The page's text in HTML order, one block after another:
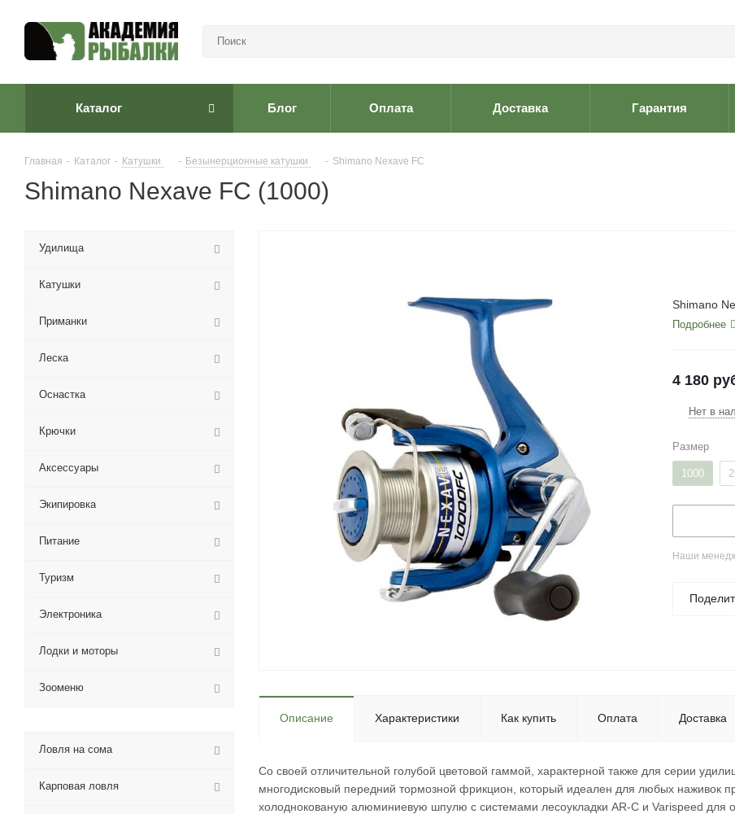
Каталог Блог Оплата Доставка Гарантия
Главная - Каталог - Катушки - Безынерционные катушки - Shimano Nexave FC
Shimano Nexave FC (1000)
Shimano
Подробнее
4 180
Нет в
Размер
1000
Наши
Описание Характеристики Как купить Оплата Доставка
Со своей отличительной голубой цветовой гаммой, характерной также для серии
многодисковый передний тормозной фрикцион, который идеален для любых наживок
холоднокованую алюминиевую шпулю с системами лесоукладки AR-С и Varispeed для
Удилища
Катушки
Приманки
Леска
Оснастка
Крючки
Аксессуары
Экипировка
Питание
Туризм
Электроника
Лодки и моторы
Зооменю
Ловля на сома
Карповая ловля